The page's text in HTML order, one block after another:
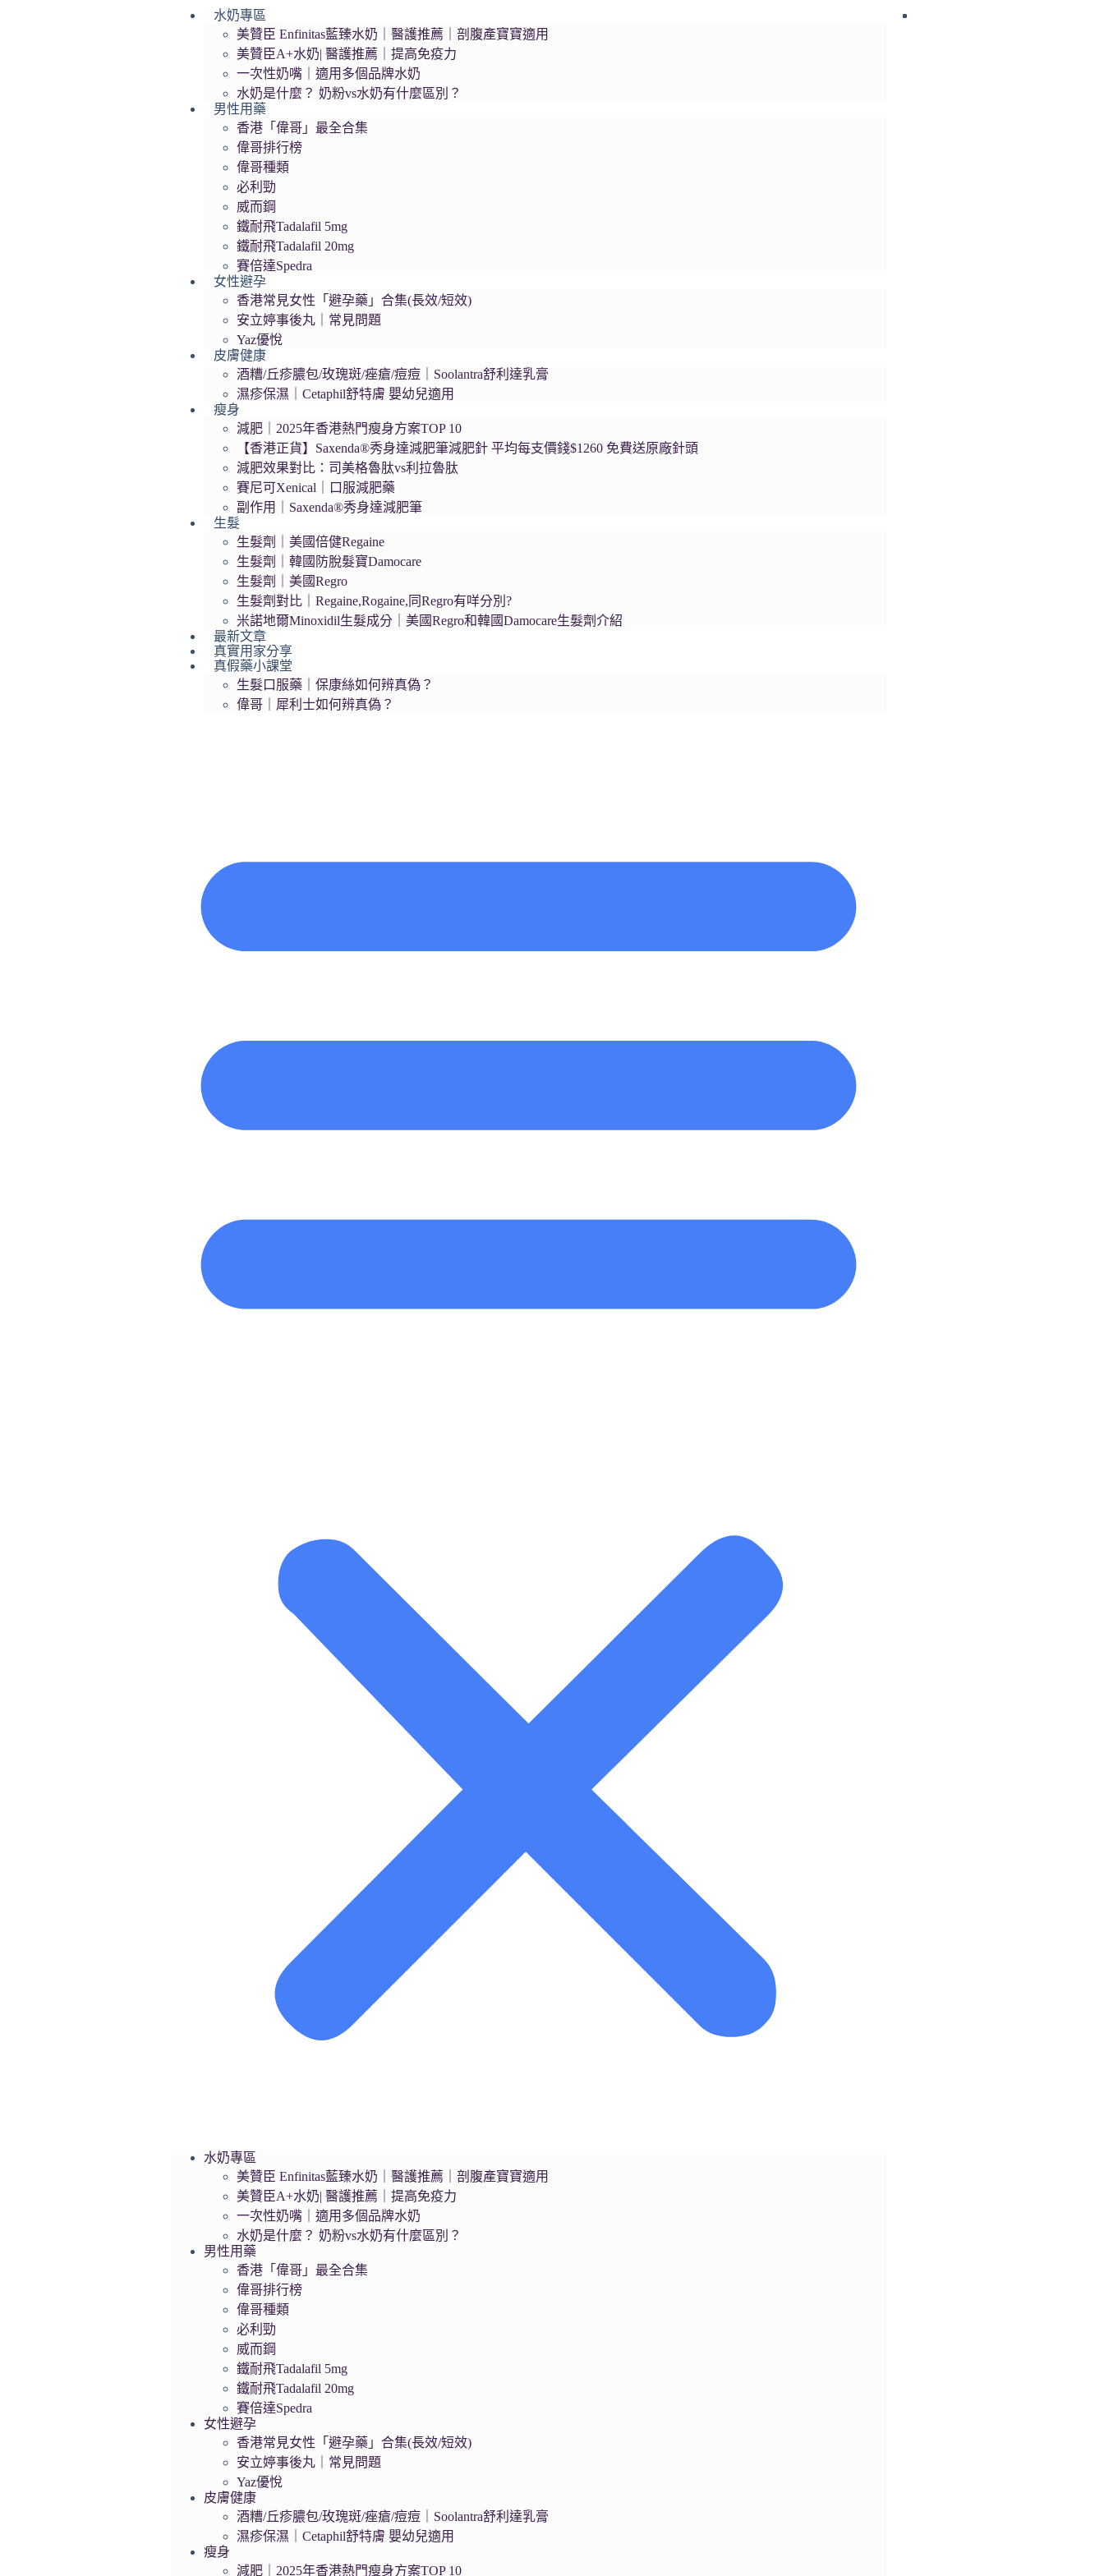
水奶專區
美贊臣 Enfinitas藍臻水奶｜醫護推薦｜剖腹產寶寶適用
美贊臣A+水奶| 醫護推薦｜提高免疫力
一次性奶嘴｜適用多個品牌水奶
水奶是什麼？ 奶粉vs水奶有什麼區別？
男性用藥
香港「偉哥」最全合集
偉哥排行榜
偉哥種類
必利勁
威而鋼
鐵耐飛Tadalafil 5mg
鐵耐飛Tadalafil 20mg
賽倍達Spedra
女性避孕
香港常見女性「避孕藥」合集(長效/短效)
安立婷事後丸｜常見問題
Yaz優悅
皮膚健康
酒糟/丘疹膿包/玫瑰斑/痤瘡/痘痘｜Soolantra舒利達乳膏
濕疹保濕｜Cetaphil舒特膚 嬰幼兒適用
瘦身
減肥｜2025年香港熱門瘦身方案TOP 10
【香港正貨】Saxenda®秀身達減肥筆減肥針 平均每支價錢$1260 免費送原廠針頭
減肥效果對比：司美格魯肽vs利拉魯肽
賽尼可Xenical｜口服減肥藥
副作用｜Saxenda®秀身達減肥筆
生髮
生髮劑｜美國倍健Regaine
生髮劑｜韓國防脫髮寶Damocare
生髮劑｜美國Regro
生髮劑對比｜Regaine,Rogaine,同Regro有咩分別?
米諾地爾Minoxidil生髮成分｜美國Regro和韓國Damocare生髮劑介紹
最新文章
真實用家分享
真假藥小課堂
生髮口服藥｜保康絲如何辨真偽？
偉哥｜犀利士如何辨真偽？
水奶專區
美贊臣 Enfinitas藍臻水奶｜醫護推薦｜剖腹產寶寶適用
美贊臣A+水奶| 醫護推薦｜提高免疫力
一次性奶嘴｜適用多個品牌水奶
水奶是什麼？ 奶粉vs水奶有什麼區別？
男性用藥
香港「偉哥」最全合集
偉哥排行榜
偉哥種類
必利勁
威而鋼
鐵耐飛Tadalafil 5mg
鐵耐飛Tadalafil 20mg
賽倍達Spedra
女性避孕
香港常見女性「避孕藥」合集(長效/短效)
安立婷事後丸｜常見問題
Yaz優悅
皮膚健康
酒糟/丘疹膿包/玫瑰斑/痤瘡/痘痘｜Soolantra舒利達乳膏
濕疹保濕｜Cetaphil舒特膚 嬰幼兒適用
瘦身
減肥｜2025年香港熱門瘦身方案TOP 10